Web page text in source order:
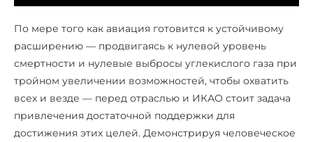
По мере того как авиация готовится к устойчивому
расширению — продвигаясь к нулевой уровень
смертности и нулевые выбросы углекислого газа при
тройном увеличении возможностей, чтобы охватить
всех и везде — перед отраслью и ИКАО стоит задача
привлечения достаточной поддержки для
достижения этих целей. Демонстрируя человеческое